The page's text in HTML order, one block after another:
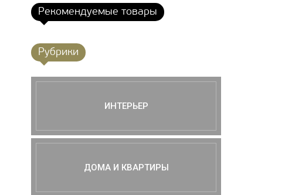
Рекомендуемые товары
Рубрики
ИНТЕРЬЕР
ДОМА И КВАРТИРЫ